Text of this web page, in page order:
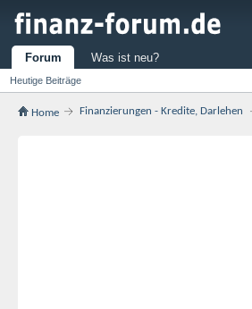
Forum
Heutige Beiträge
Was ist neu?
Home Finanzierungen - Kredite, Darlehen